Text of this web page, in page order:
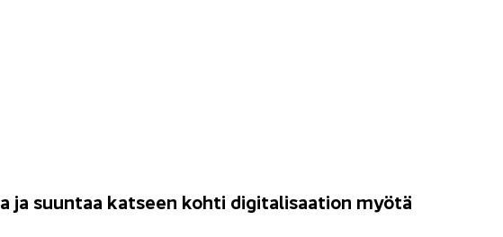
ja suun­taa kat­seen kohti di­gi­ta­li­saa­tion myötä